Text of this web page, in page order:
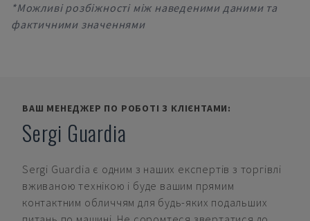
*Можливі розбіжності між наведеними даними та
фактичними значеннями
ВАШ МЕНЕДЖЕР ПО РОБОТІ З КЛІЄНТАМИ:
Sergi Guardia
Sergi Guardia є одним з наших експертів з торгівлі
вживаною технікою і буде вашим прямим
контактним обличчям для будь-яких подальших